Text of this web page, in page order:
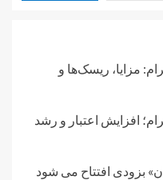
مزایا، ریسک‌ها و
افزایش اعتبار و رشد
بزودی افتتاح می شود